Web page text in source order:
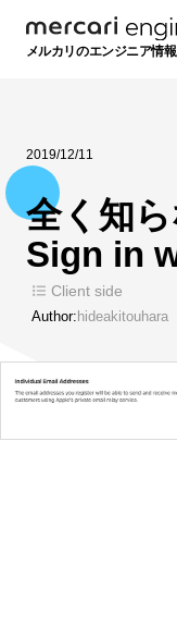
メルカリのエンジニア情
2019/12/11
全く知
Sign in
Client side
Author: hideakitouhara